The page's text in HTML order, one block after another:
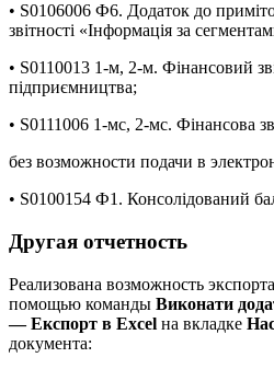
• S0106006 Ф6. Додаток до
звітності «Інформація за
• S0110013 1-м, 2-м. Фінансовий
підприємництва;
• S0111006 1-мс, 2-мс. Фінансова
без возможности подачи в
• S0100154 Ф1. Консолідований
Другая отчетность
Реализована возможность
помощью команды Виконати
— Експорт в Excel на вкладке
документа: